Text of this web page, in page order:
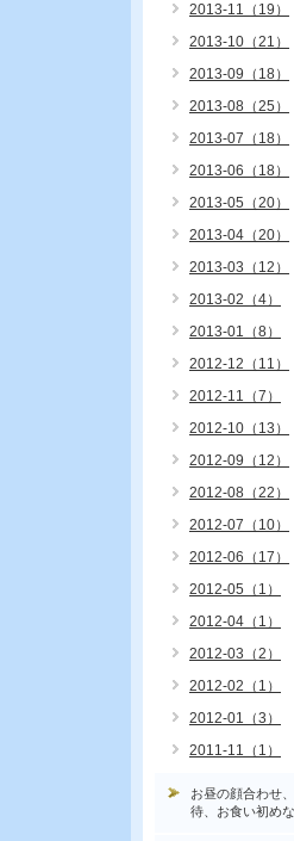
2013-11（19）
2013-10（21）
2013-09（18）
2013-08（25）
2013-07（18）
2013-06（18）
2013-05（20）
2013-04（20）
2013-03（12）
2013-02（4）
2013-01（8）
2012-12（11）
2012-11（7）
2012-10（13）
2012-09（12）
2012-08（22）
2012-07（10）
2012-06（17）
2012-05（1）
2012-04（1）
2012-03（2）
2012-02（1）
2012-01（3）
2011-11（1）
お昼の顔合わせ
待、お食い初め